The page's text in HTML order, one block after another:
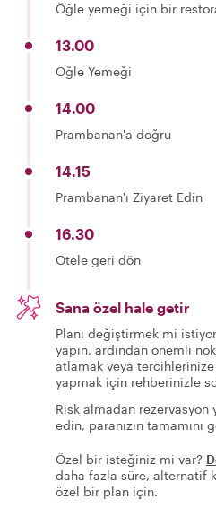
Öğle yemeği için bir
13.00
Öğle Yemeği
14.00
Prambanan'a doğru
14.15
Prambanan'ı Ziyaret Edin
16.30
Otele geri dön
Sana özel hale getir
Planı değiştirmek mi
yapın, ardından önemli
atlamak veya
yapmak için rehberinizle
Risk almadan
edin, paranızın tamamını
Özel bir isteğiniz mi var?
daha fazla süre, alternatif
özel bir plan için.